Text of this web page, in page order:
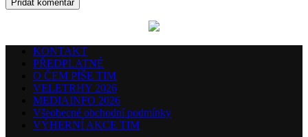
KONTAKT
PŘEDPLATNÉ
O ČEM PÍŠE TIM
VELETRHY 2026
MEDIAINFO 2026
Všeobecné obchodní podmínky
VÝHERNÍ AKCE TIM